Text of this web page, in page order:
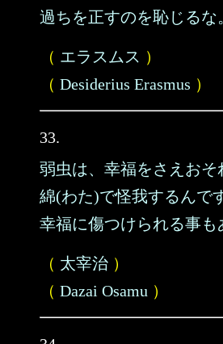
過ちを正すのを恥じるな
（ エラスムス ）
（ Desiderius Erasmus ）
33.
弱虫は、幸福をさえおそ
綿(わた)で怪我するんで
幸福に傷つけられる事も
（ 太宰治 ）
（ Dazai Osamu ）